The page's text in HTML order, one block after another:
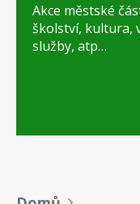
Akce městské
školství, kultura,
služby, atp…